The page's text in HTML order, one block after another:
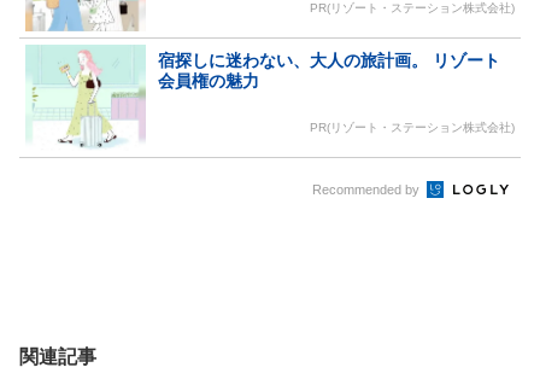
PR(リゾート・ステーション株式会社)
宿探しに迷わない、大人の旅計画。 リゾート
会員権の魅力
PR(リゾート・ステーション株式会社)
Recommended by
関連記事